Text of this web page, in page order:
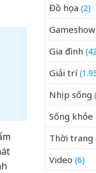
Đồ họa (2)
Gameshow
Gia đình
Giải trí
Nhịp sống
Sống khỏe
Thời trang
Video (6)